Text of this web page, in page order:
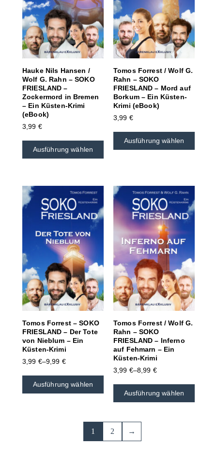
Hauke Nils Hansen /
Wolf G. Rahn – SOKO
FRIESLAND –
Zockermord in Bremen
– Ein Küsten-Krimi
(eBook)
3,99 €
Ausführung wählen
Tomos Forrest / Wolf G.
Rahn – SOKO
FRIESLAND – Mord auf
Borkum – Ein Küsten-
Krimi (eBook)
3,99 €
Ausführung wählen
Tomos Forrest – SOKO
FRIESLAND – Der Tote
von Nieblum – Ein
Küsten-Krimi
3,99 €–9,99 €
Ausführung wählen
Tomos Forrest / Wolf G.
Rahn – SOKO
FRIESLAND – Inferno
auf Fehmarn – Ein
Küsten-Krimi
3,99 €–8,99 €
Ausführung wählen
1 2 →